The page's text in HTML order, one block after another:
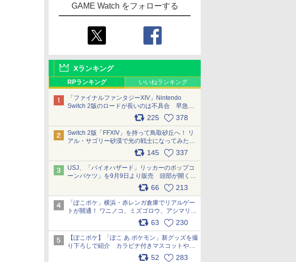
GAME Watch をフォローする
Xランキング
RPランキング いいねランキング
「ファイナルファンタジーXIV」Nintendo
Switch 2版のロードが長いのは不具合 早急に
アップデートできるよう対応中225 378
Switch 2版「FFXIV」を持って鳥取砂丘へ！ リ
アル・サゴリー砂漠で光の戦士になってみた
145 337
USJ、「バイオハザード」リッカーのポップコ
ーンバケツ」を9月9日より販売 頭部が開く仕
組み。味は恐怖を堪のう「味噌フレーバー」
66 213
「ぽこポケ」横浜・赤レンガ倉庫でリアルゲー
トが開通！ ワニノコ、ミズゴロウ、アシマリ登
場シーンをレポート pic.x.com/LDgEByVl6D
63 230
【ぽこポケ】「ぽこ あ ポケモン」新グッズを撮
り下ろしで紹介 カラビナ付きマスコットやス
52 283